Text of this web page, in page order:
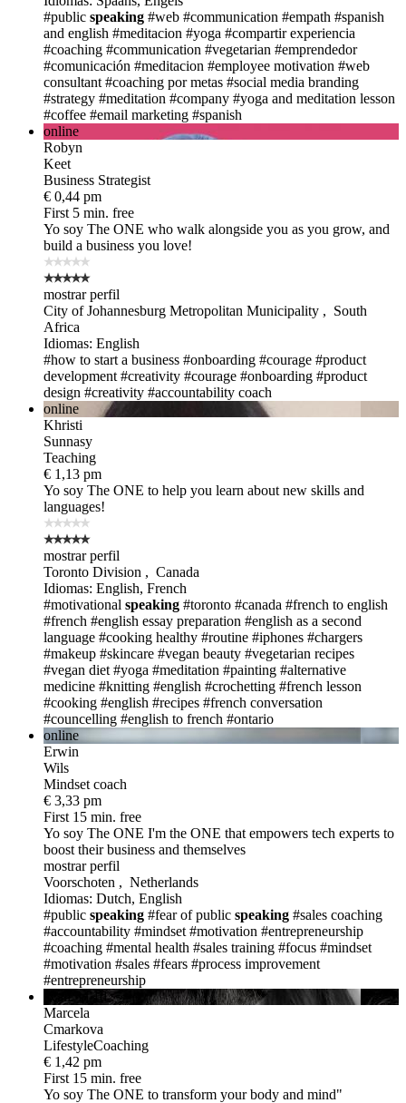
#public speaking #web #communication #empath #spanish
and english #meditacion #yoga #compartir experiencia
#coaching #communication #vegetarian #emprendedor
#comunicación #meditacion #employee motivation #web
consultant #coaching por metas #social media branding
#strategy #meditation #company #yoga and meditation lesson
#coffee #email marketing #spanish
online
Robyn
Keet
Business Strategist
€ 0,44 pm
First 5 min. free
Yo soy The ONE who walk alongside you as you grow, and
build a business you love!
mostrar perfil
City of Johannesburg Metropolitan Municipality , South
Africa
Idiomas: English
#how to start a business #onboarding #courage #product
development #creativity #courage #onboarding #product
design #creativity #accountability coach
online
Khristi
Sunnasy
Teaching
€ 1,13 pm
Yo soy The ONE to help you learn about new skills and
languages!
mostrar perfil
Toronto Division , Canada
Idiomas: English, French
#motivational speaking #toronto #canada #french to english
#french #english essay preparation #english as a second
language #cooking healthy #routine #iphones #chargers
#makeup #skincare #vegan beauty #vegetarian recipes
#vegan diet #yoga #meditation #painting #alternative
medicine #knitting #english #crochetting #french lesson
#cooking #english #recipes #french conversation
#councelling #english to french #ontario
online
Erwin
Wils
Mindset coach
€ 3,33 pm
First 15 min. free
Yo soy The ONE I'm the ONE that empowers tech experts to
boost their business and themselves
mostrar perfil
Voorschoten , Netherlands
Idiomas: Dutch, English
#public speaking #fear of public speaking #sales coaching
#accountability #mindset #motivation #entrepreneurship
#coaching #mental health #sales training #focus #mindset
#motivation #sales #fears #process improvement
#entrepreneurship
avail. in 1d
Marcela
Cmarkova
LifestyleCoaching
€ 1,42 pm
First 15 min. free
Yo soy The ONE to transform your body and mind"